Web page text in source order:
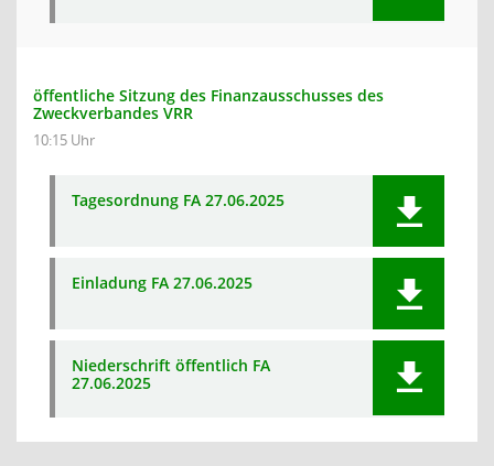
öffentliche Sitzung des Finanzausschusses des
Zweckverbandes VRR
10:15 Uhr
Tagesordnung FA 27.06.2025
Einladung FA 27.06.2025
Niederschrift öffentlich FA
27.06.2025